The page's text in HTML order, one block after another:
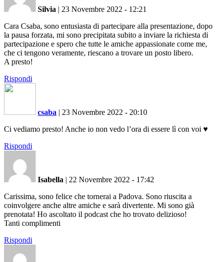
Silvia | 23 Novembre 2022 - 12:21
Cara Csaba, sono entusiasta di partecipare alla presentazione, dopo
la pausa forzata, mi sono precipitata subito a inviare la richiesta di
partecipazione e spero che tutte le amiche appassionate come me,
che ci tengono veramente, riescano a trovare un posto libero.
A presto!
Rispondi
csaba | 23 Novembre 2022 - 20:10
Ci vediamo presto! Anche io non vedo l’ora di essere lì con voi ♥️
Rispondi
Isabella | 22 Novembre 2022 - 17:42
Carissima, sono felice che tornerai a Padova. Sono riuscita a
coinvolgere anche altre amiche e sarà divertente. Mi sono già
prenotata! Ho ascoltato il podcast che ho trovato delizioso!
Tanti complimenti
Rispondi